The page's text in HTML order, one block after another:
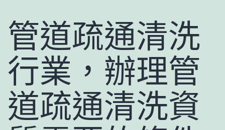
管道疏通清洗
行業，辦理管
道疏通清洗資